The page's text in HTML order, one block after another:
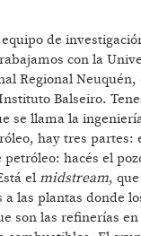
de
con la
Regional
Balseiro.
se llama la
hay tres partes:
petróleo: hacés el
el midstream,
a las plantas donde
son las refinerías